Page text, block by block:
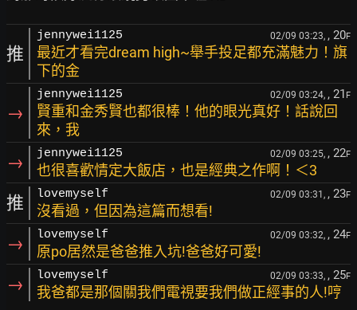
推
jennywei1125 02/09 03:23, , 20F
最近才看完dream high~舉手投足都充滿魅力！旗
下的金
→
jennywei1125 02/09 03:24, , 21 F
賢重和金秀賢也都很棒！他的眼光真好！話說回
來，我
→ jennywei1125 02/09 03:25, , 22F
也很喜歡情定大飯店，也是經典之作啊！＜3
推 lovemyself 02/09 03:31, , 23F
沒看過，但因為這篇而想看!
→ lovemyself 02/09 03:32, , 24F
原po居然是爸爸推入坑!爸爸好可愛!
→ lovemyself 02/09 03:33, , 25F
我爸都是那個關我們電視要我們做正經事的人!哼